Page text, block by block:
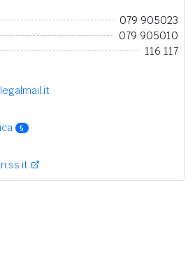
079 905023
079 905010
116 117
5